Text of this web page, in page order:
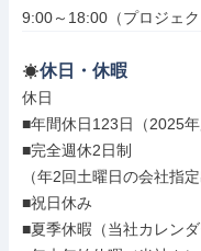
9:00～18:00（プロジェ
休日・休暇
休日
■年間休日123日（2025年
■完全週休2日制
（年2回土曜日の会社指
■祝日休み
■夏季休暇（当社カレンダ